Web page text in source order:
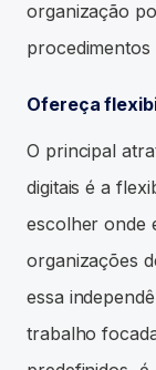
organização
Ofereça
O principal
digitais é a
escolher onde
organizações
essa
trabalho